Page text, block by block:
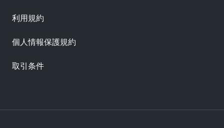
利用規約
個人情報保護規約
取引条件